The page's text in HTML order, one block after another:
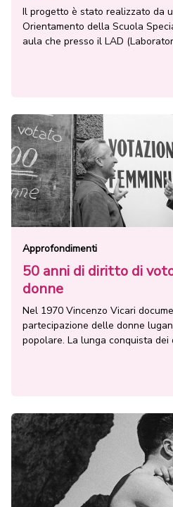
Il progetto è stato realizzato da
Orientamento della Scuola
aula che presso il LAD
Approfondimenti
50 anni di diritto di
donne
Nel 1970 Vincenzo Vicari
partecipazione delle donne
popolare. La lunga conquista